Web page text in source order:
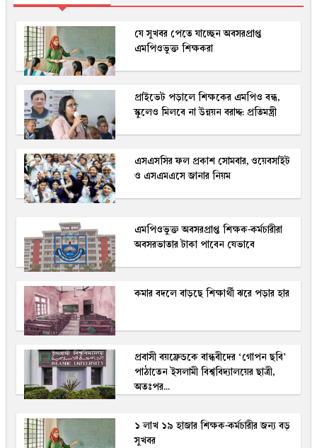
যে সুখবর পেতে যাচ্ছেন অবসরপ্রাপ্ত
এমপিওভুক্ত শিক্ষকরা
প্রাইভেট পড়ালে শিক্ষকের এমপিও বন্ধ,
স্কুলেও মিলবে না উন্নয়ন বরাদ্দ: প্রতিমন্ত্রী
এসএসসির ফল প্রকাশ সোমবার, ওয়েবসাইট
ও এসএমএসে জানার নিয়ম
এমপিওভুক্ত অবসরপ্রাপ্ত শিক্ষক-কর্মচারীরা
অবসরভাতার টাকা পাবেন যেভাবে
কমার বদলে বাড়ছে শিক্ষার্থী ঝরে পড়ার হার
প্রবাসী বয়ফ্রেন্ডকে বান্ধবীদের ‘গোপন ছবি’
পাঠাতেন ইসলামী বিশ্ববিদ্যালয়ের ছাত্রী,
অতঃপর...
১ লাখ ১৯ হাজার শিক্ষক-কর্মচারীর জন্য বড়
সুখবর